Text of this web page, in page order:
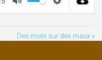
Des mots sur des maux »